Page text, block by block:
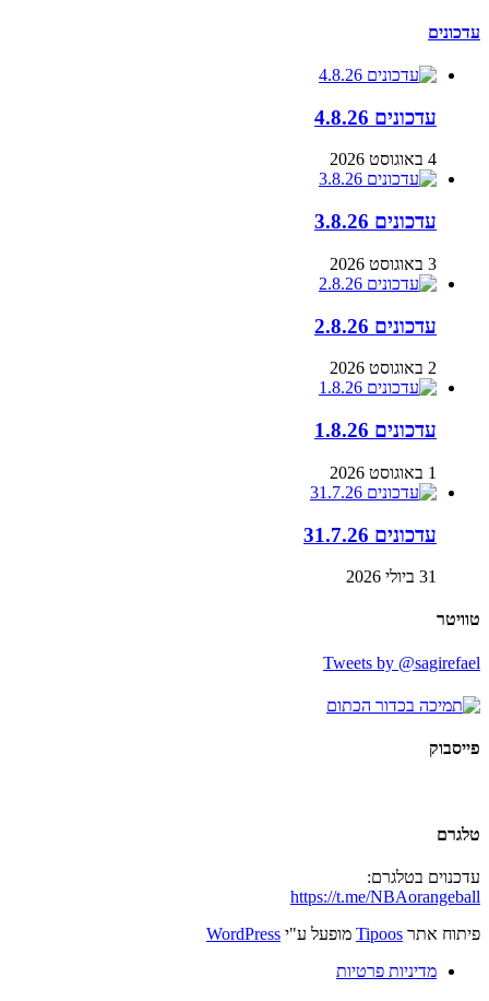
עדכונים
עדכונים 4.8.26
4 באוגוסט 2026
עדכונים 3.8.26
3 באוגוסט 2026
עדכונים 2.8.26
2 באוגוסט 2026
עדכונים 1.8.26
1 באוגוסט 2026
עדכונים 31.7.26
31 ביולי 2026
טוויטר
Tweets by @sagirefael
פייסבוק
טלגרם
עדכנוים בטלגרם:
https://t.me/NBAorangeball
פיתוח אתר Tipoos מופעל ע"י WordPress
מדיניות פרטיות